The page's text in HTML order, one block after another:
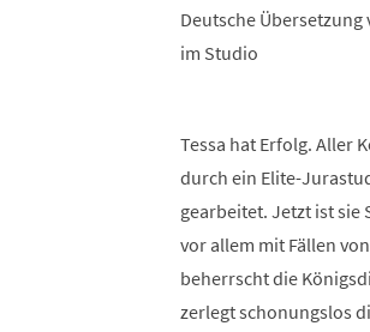
Deutsche Übersetzung
im Studio
Tessa hat Erfolg. Aller
durch ein Elite-
gearbeitet. Jetzt ist
vor allem mit Fällen
beherrscht die
zerlegt schonungslos